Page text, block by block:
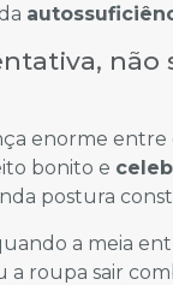
não
enorme entre
bonito e
postura
a meia
a roupa sair